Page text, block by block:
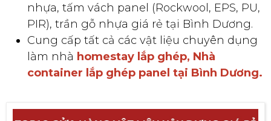
nhựa, tấm vách panel (Rockwool, EPS, PU,
PIR), trần gỗ nhựa giá rẻ tại Bình Dương.
Cung cấp tất cả các vật liệu chuyên dụng
làm nhà homestay lắp ghép, Nhà
container lắp ghép panel tại Bình Dương.